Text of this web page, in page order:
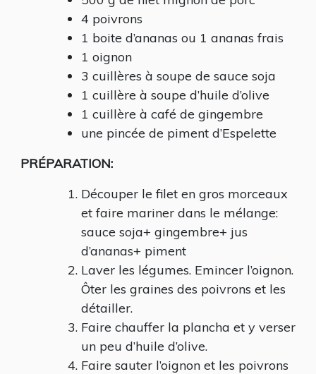
4 poivrons
1 boite d’ananas ou 1 ananas frais
1 oignon
3 cuillères à soupe de sauce soja
1 cuillère à soupe d’huile d’olive
1 cuillère à café de gingembre
une pincée de piment d’Espelette
PRÉPARATION:
Découper le filet en gros morceaux
et faire mariner dans le mélange:
sauce soja+ gingembre+ jus
d’ananas+ piment
Laver les légumes. Emincer l’oignon.
Ôter les graines des poivrons et les
détailler.
Faire chauffer la plancha et y verser
un peu d’huile d’olive.
Faire sauter l’oignon et les poivrons